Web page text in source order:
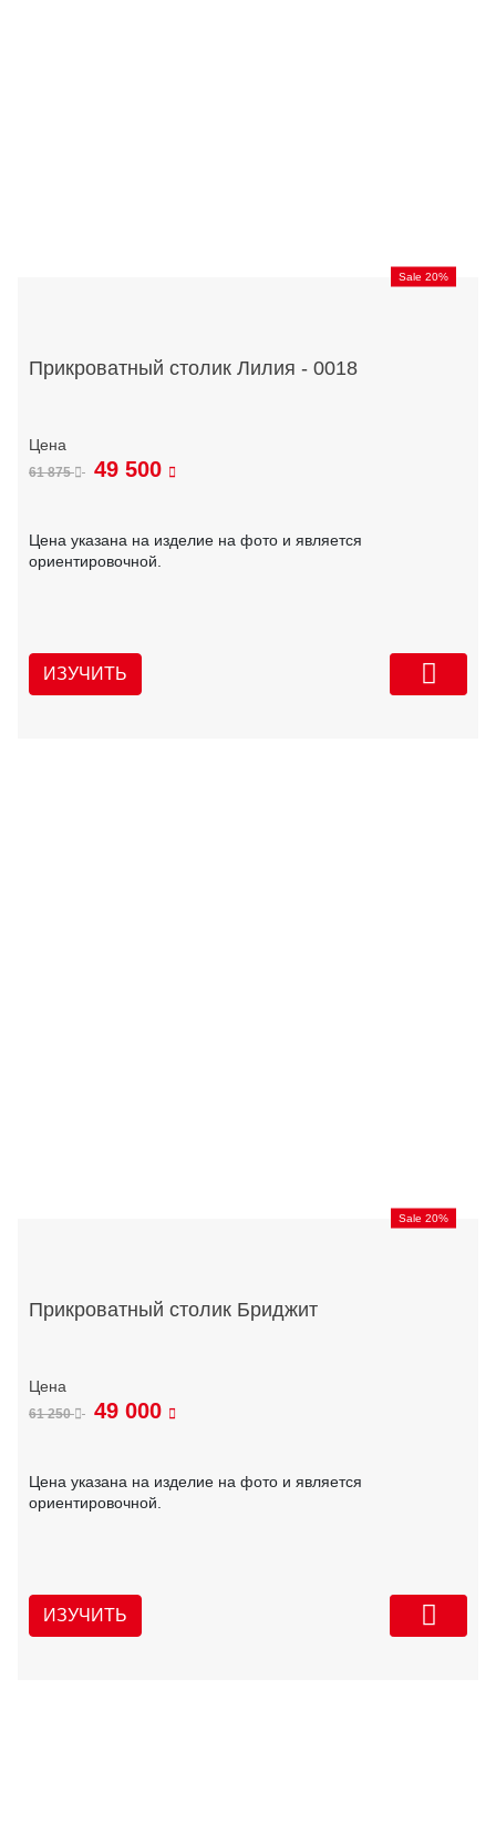
Sale 20%
Прикроватный столик Лилия - 0018
61 875 49 500
Цена указана на изделие на фото и является
ориентировочной.
ИЗУЧИТЬ
Sale 20%
Прикроватный столик Бриджит
61 250 49 000
Цена указана на изделие на фото и является
ориентировочной.
ИЗУЧИТЬ